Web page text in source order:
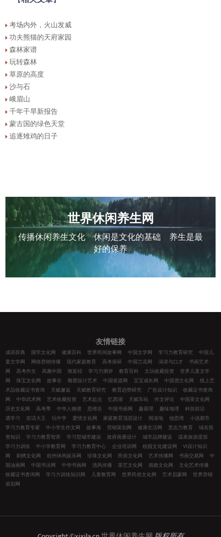
考场内外，火山发威
功夫熊猫的天府家园
森林家谱
玩转森林
草原的高度
沙与石
峨眉山
千年干旱新报告
蒙古国的绿色天堂
追逐雉鸡的日子
世界休闲养生网
传播休闲养生文化 休闲是文化的基础 养生是最
好的保养
友情链接
成语辞典 国学文化网 健康百科 世界民间故事网 中国文学网 学习力教育研究
中国儿
童文学网
网络营销传播 现代家庭教育 高考保研 中国兰花网 演讲与口才
书画艺术
网
高考作文 风雅中国 致富经 学习力测评 教育百科 文玩收藏投资
世界儿童文学
网
珠宝文化网 故事谷 雕塑设计艺术 中国瓷器网 宝宝成长网 中国酒文化网
线上艺
术品收藏证书查询
天赋邂逅 天赋教育研究 教育趋势研究 广告设计知识
收藏证书查询
网
中华武术网 艺术收藏投资 艺术起点 忆西湖 天赋车站 作文评论
中国茶文化网
历史文化网
高考季 中华人物谱 思维谷 中国书画网 趣易理 趣味地理
科技前沿
遇学习
笑话大王 玩中学 爱情文化网 家庭教育顶层设计 阅读地 他思维
小说都市
学习力教育专家
中小学生作文网 故事海 营销策划网 健康生活网 意志力教育
域名投
资知识
学习力教育智库 学习型城市建设 政府画册设计 城市品牌建设
温泉旅游度假
学习力训练
中小学教育网 学习力教育中心 企业培训网 校园文化建设网
VI设计知识
网
刺绣文化网 杭州休闲娱乐网 珍珠文化网 民俗文化网 艺术传播网 书画交易网
中
国油画网
中国书法网 中华书画网 清风传播 茶艺文化网 戏曲文化网
文化艺术传播
收藏证书查询网
学习力训练知识网 儿童教育网 世界民俗文化网 艺术启蒙网
世界营销
策划网